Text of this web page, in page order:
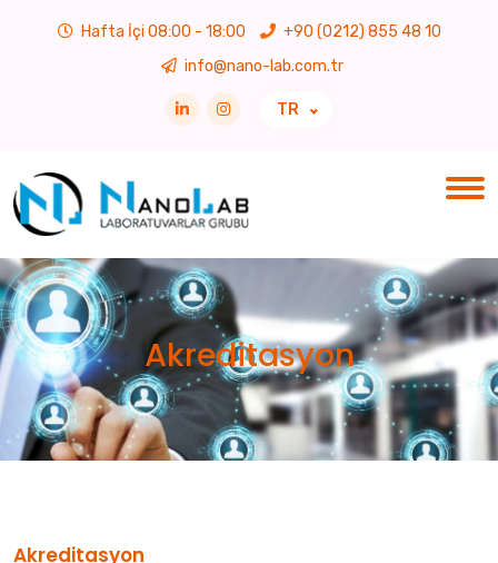
Hafta İçi 08:00 - 18:00
+90 (0212) 855 48 10
info@nano-lab.com.tr
TR
Akreditasyon
Akreditasyon